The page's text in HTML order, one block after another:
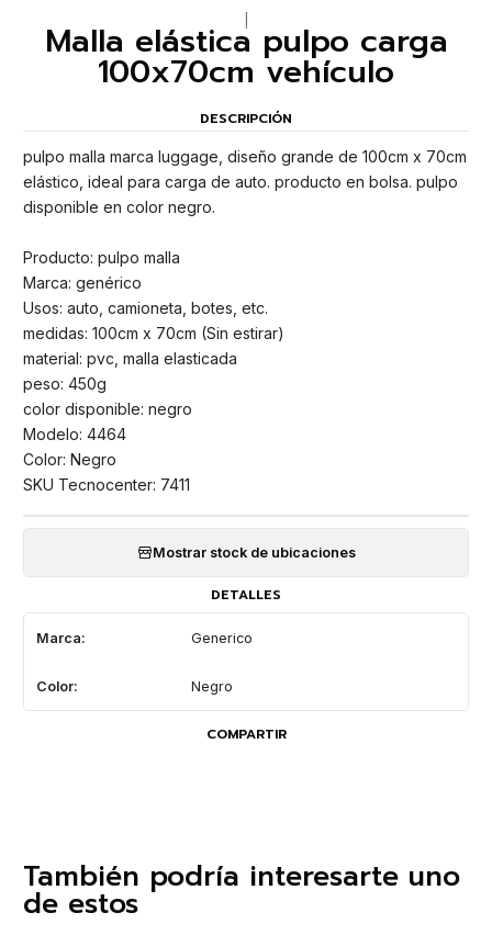
Malla elástica pulpo carga
100x70cm vehículo
DESCRIPCIÓN
pulpo malla marca luggage, diseño grande de 100cm x 70cm
elástico, ideal para carga de auto. producto en bolsa. pulpo
disponible en color negro.
Producto: pulpo malla
Marca: genérico
Usos: auto, camioneta, botes, etc.
medidas: 100cm x 70cm (Sin estirar)
material: pvc, malla elasticada
peso: 450g
color disponible: negro
Modelo: 4464
Color: Negro
SKU Tecnocenter: 7411
Mostrar stock de ubicaciones
DETALLES
Marca: Generico
Color: Negro
COMPARTIR
También podría interesarte uno
de estos